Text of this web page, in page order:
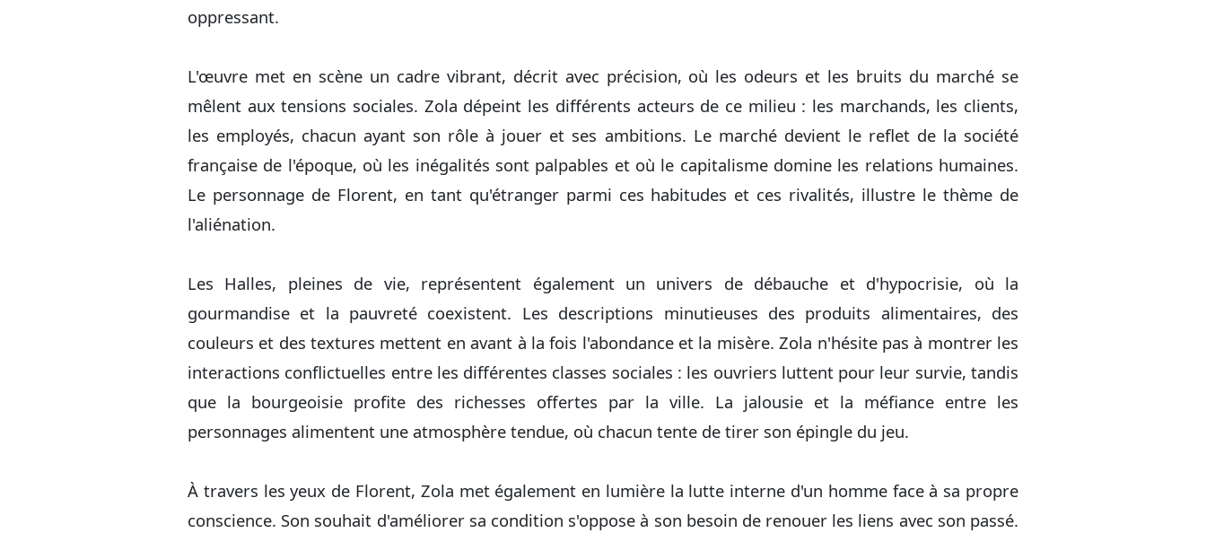
oppressant.
L'œuvre met en scène un cadre vibrant, décrit avec précision, où les odeurs et les bruits du marché se
mêlent aux tensions sociales. Zola dépeint les différents acteurs de ce milieu : les marchands, les clients,
les employés, chacun ayant son rôle à jouer et ses ambitions. Le marché devient le reflet de la société
française de l'époque, où les inégalités sont palpables et où le capitalisme domine les relations humaines.
Le personnage de Florent, en tant qu'étranger parmi ces habitudes et ces rivalités, illustre le thème de
l'aliénation.
Les Halles, pleines de vie, représentent également un univers de débauche et d'hypocrisie, où la
gourmandise et la pauvreté coexistent. Les descriptions minutieuses des produits alimentaires, des
couleurs et des textures mettent en avant à la fois l'abondance et la misère. Zola n'hésite pas à montrer les
interactions conflictuelles entre les différentes classes sociales : les ouvriers luttent pour leur survie, tandis
que la bourgeoisie profite des richesses offertes par la ville. La jalousie et la méfiance entre les
personnages alimentent une atmosphère tendue, où chacun tente de tirer son épingle du jeu.
À travers les yeux de Florent, Zola met également en lumière la lutte interne d'un homme face à sa propre
conscience. Son souhait d'améliorer sa condition s'oppose à son besoin de renouer les liens avec son passé.